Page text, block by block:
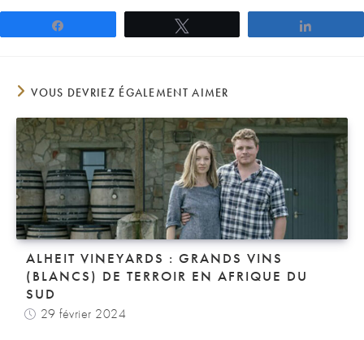
VOUS DEVRIEZ ÉGALEMENT AIMER
ALHEIT VINEYARDS : GRANDS VINS
(BLANCS) DE TERROIR EN AFRIQUE DU
SUD
29 février 2024